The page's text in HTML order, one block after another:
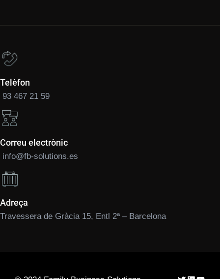
Telèfon
93 467 21 59
Correu electrònic
info@fb-solutions.es
Adreça
Travessera de Gràcia 15, Entl 2ª – Barcelona